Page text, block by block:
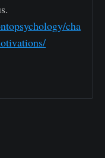
cha